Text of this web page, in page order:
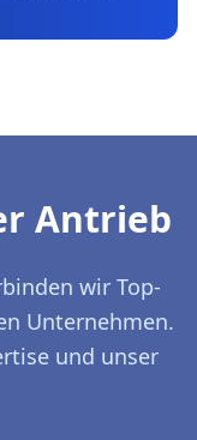
Antrieb
wir Top-
Unternehmen.
und unser